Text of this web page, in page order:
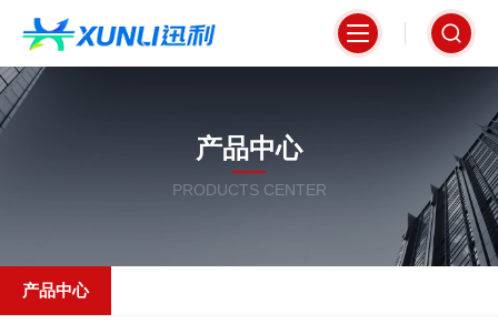
产品中心
PRODUCTS CENTER
产品中心